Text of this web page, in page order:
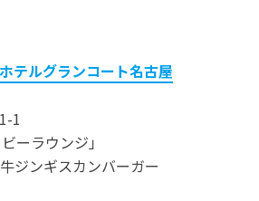
テルグランコート名古屋
1
ーラウンジ」
ジンギスカンバーガー